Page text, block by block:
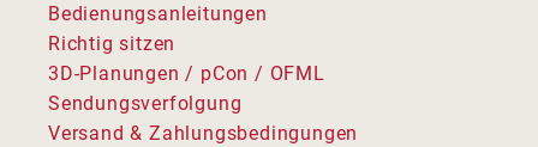
Bedienungsanleitungen
Richtig sitzen
3D-Planungen / pCon / OFML
Sendungsverfolgung
Versand & Zahlungsbedingungen